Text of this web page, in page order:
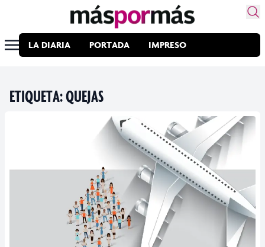
LA DIARIA PORTADA IMPRESO
ETIQUETA:QUEJAS